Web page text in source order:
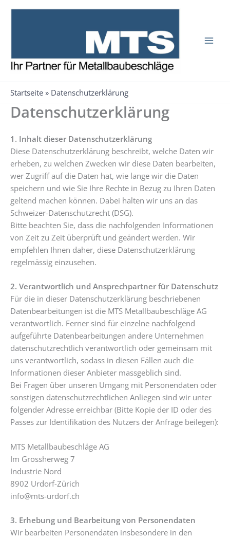
Startseite » Datenschutzerklärung
Datenschutzerklärung
1. Inhalt dieser Datenschutzerklärung
Diese Datenschutzerklärung beschreibt, welche Daten wir
erheben, zu welchen Zwecken wir diese Daten bearbeiten,
wer Zugriff auf die Daten hat, wie lange wir die Daten
speichern und wie Sie Ihre Rechte in Bezug zu Ihren Daten
geltend machen können. Dabei halten wir uns an das
Schweizer-Datenschutzrecht (DSG).
Bitte beachten Sie, dass die nachfolgenden Informationen
von Zeit zu Zeit überprüft und geändert werden. Wir
empfehlen Ihnen daher, diese Datenschutzerklärung
regelmässig einzusehen.
2. Verantwortlich und Ansprechpartner für Datenschutz
Für die in dieser Datenschutzerklärung beschriebenen
Datenbearbeitungen ist die MTS Metallbaubeschläge AG
verantwortlich. Ferner sind für einzelne nachfolgend
aufgeführte Datenbearbeitungen andere Unternehmen
datenschutzrechtlich verantwortlich oder gemeinsam mit
uns verantwortlich, sodass in diesen Fällen auch die
Informationen dieser Anbieter massgeblich sind.
Bei Fragen über unseren Umgang mit Personendaten oder
sonstigen datenschutzrechtlichen Anliegen sind wir unter
folgender Adresse erreichbar (Bitte Kopie der ID oder des
Passes zur Identifikation des Nutzers der Anfrage beilegen):
MTS Metallbaubeschläge AG
Im Grossherweg 7
Industrie Nord
8902 Urdorf-Zürich
info@mts-urdorf.ch
3. Erhebung und Bearbeitung von Personendaten
Wir bearbeiten Personendaten insbesondere in den